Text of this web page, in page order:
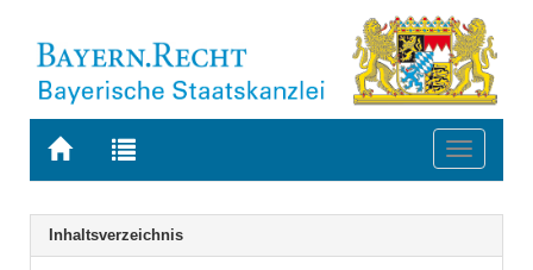
Zur
BAYERN.RECHT
Zur
letzten
Suche
Toggle
Navigation
Inhaltsverzeichnis